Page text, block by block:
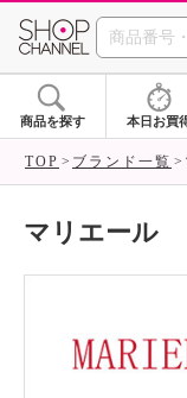
商品を探す 本日お買
TOP ブランド一覧
マリエール